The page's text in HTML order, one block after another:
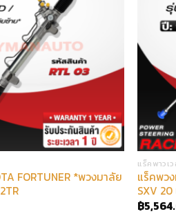
FORTUNER *พวงมาลัย
แร็คพาวเ
แร็คพว
SXV 20
฿